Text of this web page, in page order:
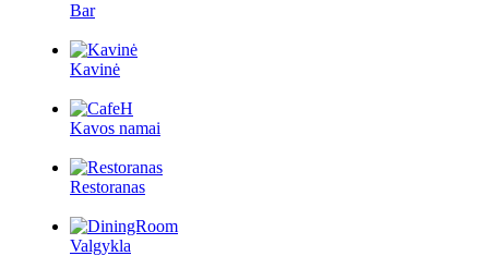
Bar
Kavinė
Kavos namai
Restoranas
Valgykla